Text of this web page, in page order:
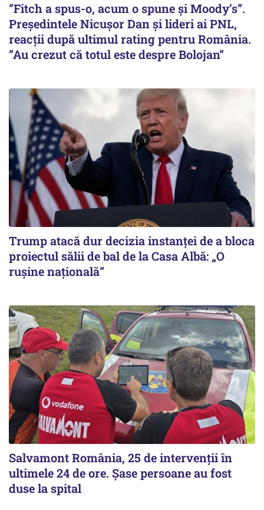
”Fitch a spus-o, acum o spune și Moody’s”.
Președintele Nicușor Dan și lideri ai PNL,
reacții după ultimul rating pentru România.
”Au crezut că totul este despre Bolojan”
Trump atacă dur decizia instanţei de a bloca
proiectul sălii de bal de la Casa Albă: „O
ruşine naţională”
Salvamont România, 25 de intervenții în
ultimele 24 de ore. Șase persoane au fost
duse la spital